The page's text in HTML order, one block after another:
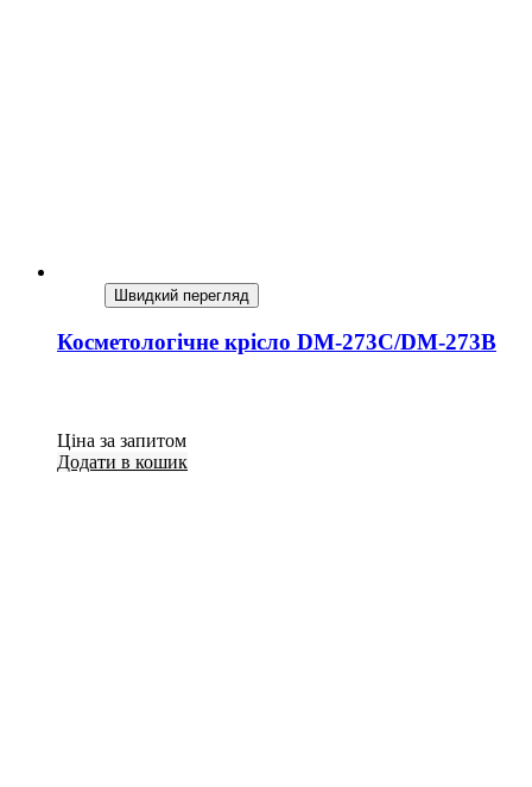
Швидкий перегляд
Косметологічне крісло DM-273С/DM-273В
Ціна за запитом
Додати в кошик